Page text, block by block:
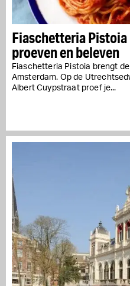
Fiaschetteria Pistoia
proeven en beleven
Fiaschetteria Pistoia brengt
Amsterdam. Op de
Albert Cuypstraat proef je...